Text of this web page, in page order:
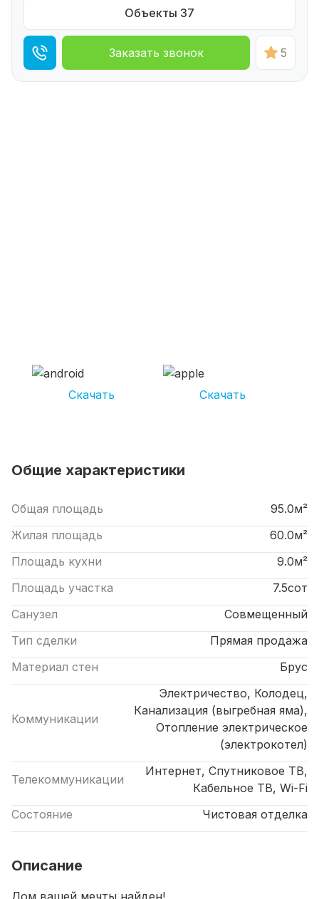
Объекты 37
Заказать звонок 5
Скачать Скачать
Общие характеристики
Общая площадь
95.0м²
Жилая площадь
60.0м²
Площадь кухни
9.0м²
Площадь участка
7.5сот
Санузел
Совмещенный
Тип сделки
Прямая продажа
Материал стен
Брус
Коммуникации
Электричество, Колодец,
Канализация (выгребная яма),
Отопление электрическое
(электрокотел)
Телекоммуникации
Интернет, Спутниковое ТВ,
Кабельное ТВ, Wi-Fi
Состояние
Чистовая отделка
Описание
Дом вашей мечты найден!